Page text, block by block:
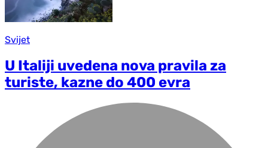
Svijet
U Italiji uvedena nova pravila za
turiste, kazne do 400 evra